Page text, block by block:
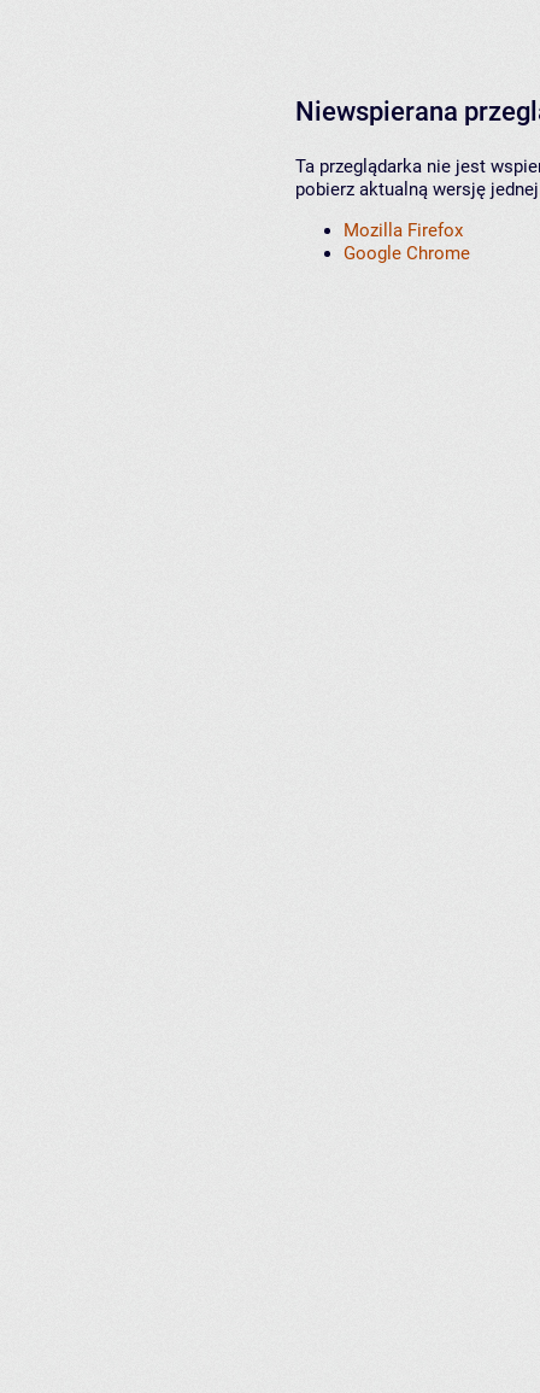
Niewspierana
Ta przeglądarka nie jest
pobierz aktualną wersję
Mozilla Firefox
Google Chrome